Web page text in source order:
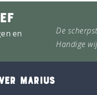
en
De
Handige
MARIUS